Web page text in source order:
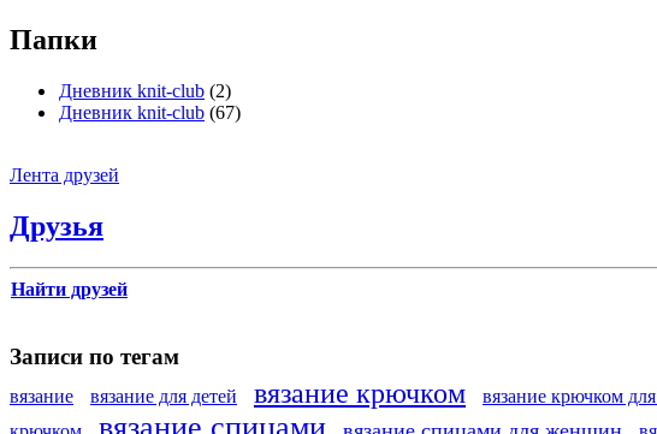
Папки
Дневник knit-club (2)
Дневник knit-club (67)
Лента друзей
Друзья
Найти друзей
Записи по тегам
вязание вязание для детей вязание крючком вязание крючком